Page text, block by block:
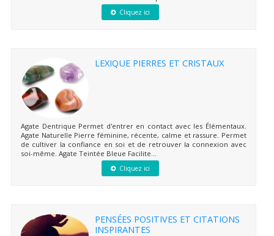
Cliquez ici
LEXIQUE PIERRES ET CRISTAUX
Agate Dentrique Permet d'entrer en contact avec les Élémentaux.
Agate Naturelle Pierre féminine, récente, calme et rassure. Permet
de cultiver la confiance en soi et de retrouver la connexion avec
soi-même. Agate Teintée Bleue Facilite...
Cliquez ici
PENSÉES POSITIVES ET CITATIONS
INSPIRANTES